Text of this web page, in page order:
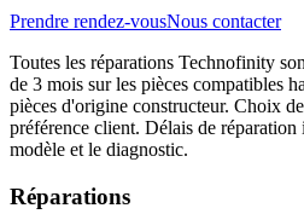
Prendre rendez-vousNous contacter
Toutes les réparations Technofinity
de 3 mois sur les pièces compatibles
pièces d'origine constructeur. Choix
préférence client. Délais de
modèle et le diagnostic.
Réparations